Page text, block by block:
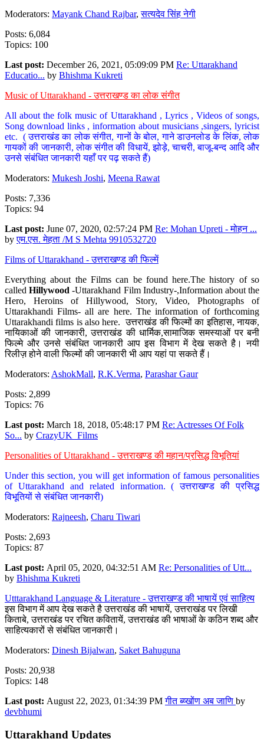
Moderators: Mayank Chand Rajbar,सत्यदेव सिंह नेगी
Posts: 6,084
Topics: 100
Last post: December 26, 2021, 05:09:09 PM Re: Uttarakhand
Educatio... by Bhishma Kukreti
Music of Uttarakhand - उत्तराखण्ड का लोक संगीत
All about the folk music of Uttarakhand , Lyrics , Videos of songs,
Song download links , information about musicians ,singers, lyricist
etc. ( उत्तराखंड का लोक संगीत, गानों के बोल, गाने डाउनलोड के लिंक, लोक
गायकों की जानकारी, लोक संगीत की विधायें, झोड़े, चाचरी, बाजू-बन्द आदि और
उनसे संबंधित जानकारी यहाँ पर पढ़ सकते हैं)
Moderators: Mukesh Joshi, Meena Rawat
Posts: 7,336
Topics: 94
Last post: June 07, 2020, 02:57:24 PM Re: Mohan Upreti - मोहन ...
byएम.एस. मेहता /M S Mehta 9910532720
Films of Uttarakhand - उत्तराखण्ड की फिल्में
Everything about the Films can be found here.The history of so
calledHillywood-Uttarakhand Film Industry-,Information about the
Hero, Heroins of Hillywood, Story, Video, Photographs of
Uttarakhandi Films- all are here. The information of forthcoming
Uttarakhandi films is also here. उत्तराखंड की फिल्मों का इतिहास, नायक,
नायिकाओं की जानकारी, उत्तराखंड की धार्मिक,सामाजिक समस्याओं पर बनी
फिल्मे और उनसे संबंधित जानकारी आप इस विभाग में देख सकते है। नयी
रिलीज़ होने वाली फिल्मों की जानकारी भी आप यहां पा सकते हैं।
Moderators: AshokMall, R.K.Verma, Parashar Gaur
Posts: 2,899
Topics: 76
Last post: March 18, 2018, 05:48:17 PM Re: Actresses Of Folk
So... by CrazyUK_Films
Personalities of Uttarakhand - उत्तराखण्ड की महान/प्रसिद्ध विभूतियां
Under this section, you will get information of famous personalities
of Uttarakhand and related information. ( उत्तराखण्ड की प्रसिद्ध
विभूतियों से संबंधित जानकारी)
Moderators: Rajneesh, Charu Tiwari
Posts: 2,693
Topics: 87
Last post: April 05, 2020, 04:32:51 AM Re: Personalities of Utt...
by Bhishma Kukreti
Utttarakhand Language & Literature - उत्तराखण्ड की भाषायें एवं साहित्य
इस विभाग में आप देख सकते है उत्तराखंड की भाषायें, उत्तराखंड पर लिखी
किताबे, उत्तराखंड पर रचित कवितायें, उत्तराखंड की भाषाओं के कठिन शब्द और
साहित्यकारों से संबंधित जानकारी।
Moderators: Dinesh Bijalwan, Saket Bahuguna
Posts: 20,938
Topics: 148
Last post: August 22, 2023, 01:34:39 PMगीत ब्य्खोंण अब जाणि by
devbhumi
Uttarakhand Updates